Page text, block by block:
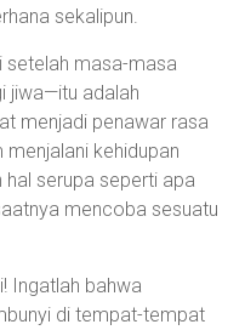
sekalipun.
setelah masa-masa
jiwa—itu adalah
menjadi penawar rasa
kehidupan
serupa seperti apa
mencoba sesuatu
Ingatlah bahwa
di tempat-tempat